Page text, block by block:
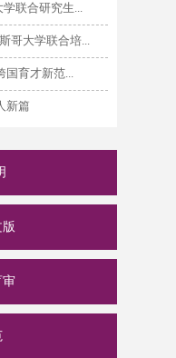
联合研究生...
哥大学联合培...
国育才新范...
新篇
审